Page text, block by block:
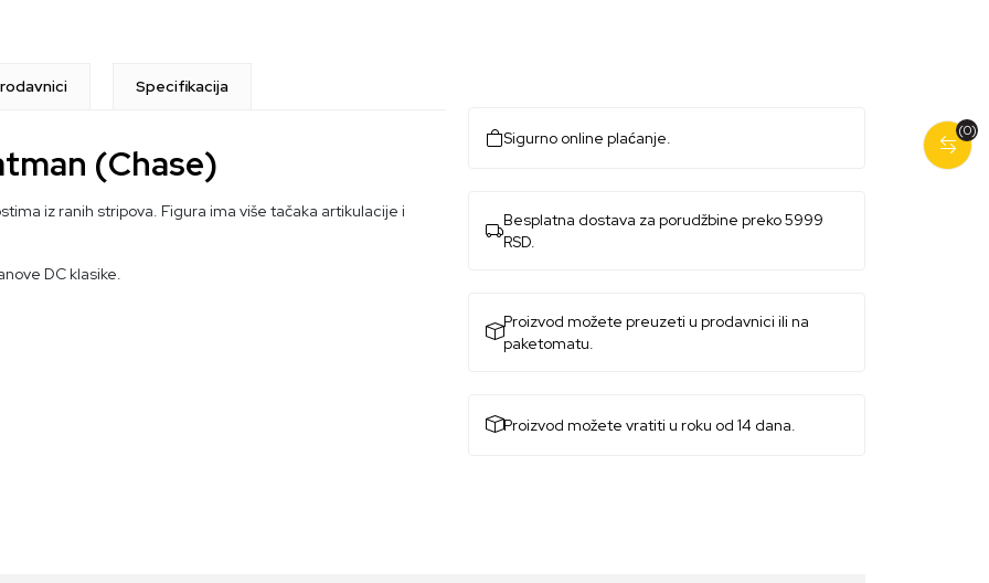
(0)
Specifikacija
(Chase)
iz ranih stripova. Figura ima više tačaka artikulacije i
DC klasike.
Sigurno online plaćanje.
Besplatna dostava za porudžbine preko 5999
RSD.
Proizvod možete preuzeti u prodavnici ili na
paketomatu.
Proizvod možete vratiti u roku od 14 dana.